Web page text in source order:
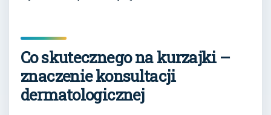
Co skutecznego na kurzajki –
znaczenie konsultacji
dermatologicznej